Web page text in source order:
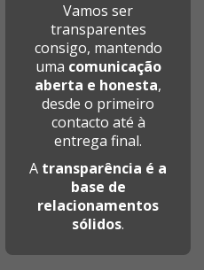
Vamos ser
transparentes
consigo, mantendo
uma comunicação
aberta e honesta,
desde o primeiro
contacto até à
entrega final.
A transparência é a
base de
relacionamentos
sólidos.